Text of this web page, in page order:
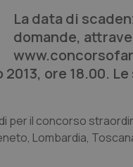
La data di
domande,
ore 18.00. Le
per il concorso
Lombardia,